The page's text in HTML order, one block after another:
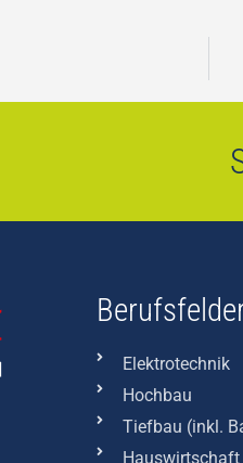
Elektrotechnik
Hochbau
Tiefbau (inkl.
Hauswirtschaft